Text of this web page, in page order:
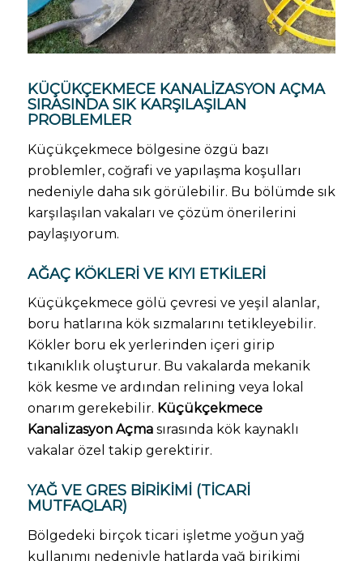
KÜÇÜKÇEKMECE KANALIZASYON AÇMA
SIRASINDA SIK KARŞILAŞILAN
PROBLEMLER
Küçükçekmece bölgesine özgü bazı
problemler, coğrafi ve yapılaşma koşulları
nedeniyle daha sık görülebilir. Bu bölümde sık
karşılaşılan vakaları ve çözüm önerilerini
paylaşıyorum.
AĞAÇ KÖKLERI VE KIYI ETKILERI
Küçükçekmece gölü çevresi ve yeşil alanlar,
boru hatlarına kök sızmalarını tetikleyebilir.
Kökler boru ek yerlerinden içeri girip
tıkanıklık oluşturur. Bu vakalarda mekanik
kök kesme ve ardından relining veya lokal
onarım gerekebilir. Küçükçekmece
Kanalizasyon Açmasırasında kök kaynaklı
vakalar özel takip gerektirir.
YAĞ VE GRES BIRIKIMI (TICARI
MUTFAQLAR)
Bölgedeki birçok ticari işletme yoğun yağ
kullanımı nedeniyle hatlarda yağ birikimi